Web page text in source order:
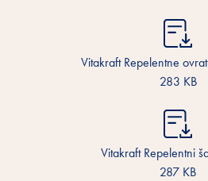
Vitakraft Repelentne
283 KB
Vitakraft Repelentni
287 KB